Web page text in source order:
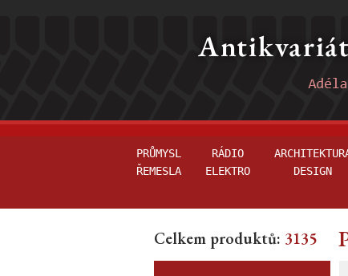
PRŮMYSL
ŘEMESLA
RÁDIO
ELEKTRO
DESIGN
Celkem produktů: 3135